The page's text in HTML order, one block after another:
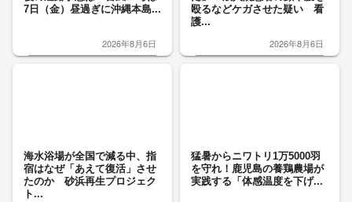
7日（金）昼過ぎに沖縄本島...
2026年8月6日
殴るなどケガさせた疑い 看
護...
2026年8月6日
海水浴場が全国で減る中、指
宿はなぜ「あえて復活」させ
たのか 砂浜再生プロジェク
ト...
猛暑からニワトリ1万5000羽
を守れ！鹿児島の養鶏農場が
実践する「体感温度を下げ...